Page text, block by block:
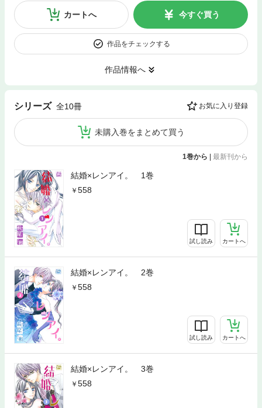
カートへ 今すぐ買う
作品をチェックする
作品情報へ
シリーズ 全10冊 お気に入り登録
未購入巻をまとめて買う
1巻から 最新刊から
結婚×レンアイ。 1巻
558
試し読み カートへ
結婚×レンアイ。 2巻
558
試し読み カートへ
結婚×レンアイ。 3巻
558